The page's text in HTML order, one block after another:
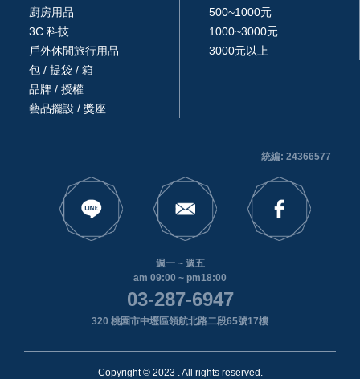
廚房用品
3C 科技
戶外休閒旅行用品
包 / 提袋 / 箱
品牌 / 授權
藝品擺設 / 獎座
500~1000元
1000~3000元
3000元以上
統編: 24366577
週一 ~ 週五
am 09:00 ~ pm18:00
03-287-6947
320 桃園市中壢區領航北路二段65號17樓
Copyright © 2023 . All rights reserved.